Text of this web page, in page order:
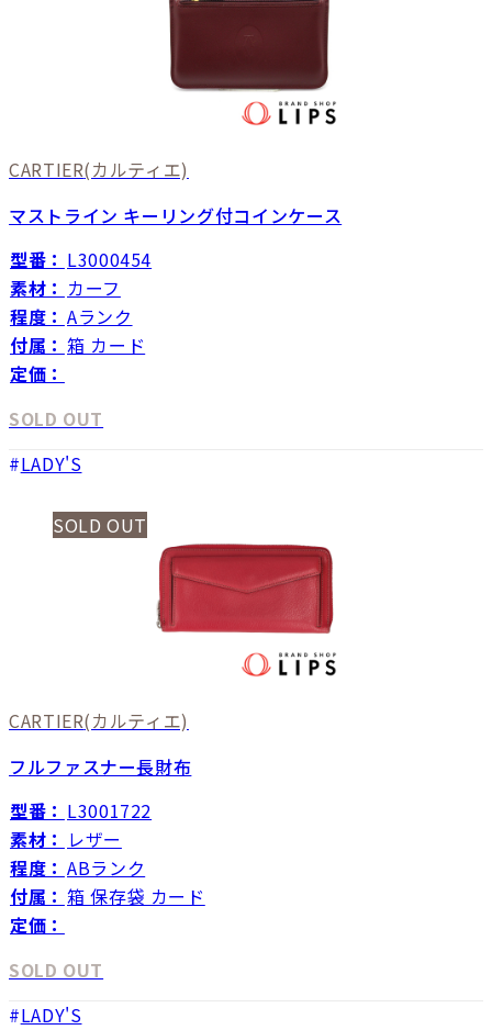
CARTIER(カルティエ)
マストライン キーリング付コインケース
型番： L3000454
素材： カーフ
程度： Aランク
付属： 箱 カード
定価：
SOLD OUT
LADY'S
SOLD OUT
CARTIER(カルティエ)
フルファスナー長財布
型番： L3001722
素材： レザー
程度： ABランク
付属： 箱 保存袋 カード
定価：
SOLD OUT
LADY'S